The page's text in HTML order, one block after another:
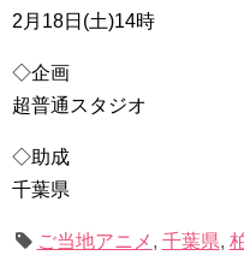
2月18日(土)14時
◇企画
超普通スタジオ
◇助成
千葉県
ご当地アニメ , 千葉県,